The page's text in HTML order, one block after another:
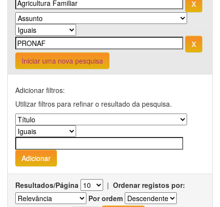
Iniciar uma nova pesquisa
Adicionar filtros:
Utilizar filtros para refinar o resultado da pesquisa.
Resultados/Página | Ordenar registos por:
Por ordem